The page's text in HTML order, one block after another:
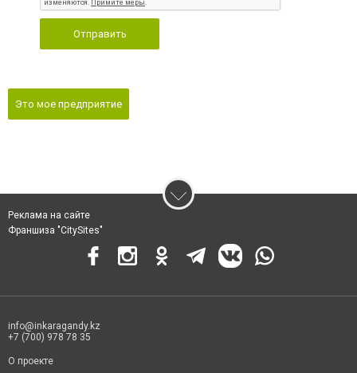
Отправить
Это мое предприятие
Реклама на сайте
Франшиза "CitySites"
info@inkaragandy.kz
+7 (700) 978 78 35
О проекте